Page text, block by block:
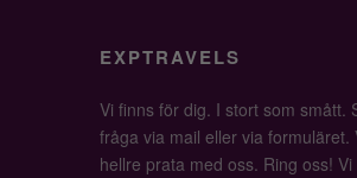
EXPTRAVELS
Vi finns för dig. I stort som smått.
fråga via mail eller via formuläret.
hellre prata med oss. Ring oss!